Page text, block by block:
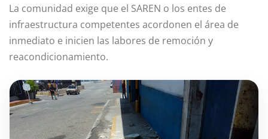
La comunidad exige que el SAREN o los entes de
infraestructura competentes acordonen el área de
inmediato e inicien las labores de remoción y
reacondicionamiento.